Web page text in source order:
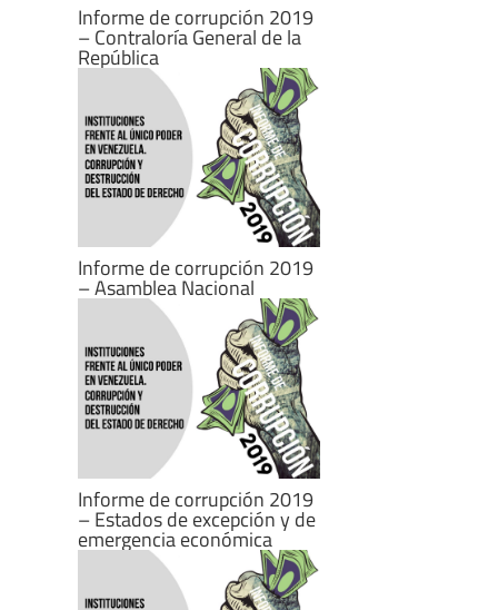
Informe de corrupción 2019
– Contraloría General de la
República
Informe de corrupción 2019
– Asamblea Nacional
Informe de corrupción 2019
– Estados de excepción y de
emergencia económica